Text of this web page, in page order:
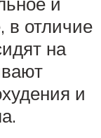
в отличие
на
и